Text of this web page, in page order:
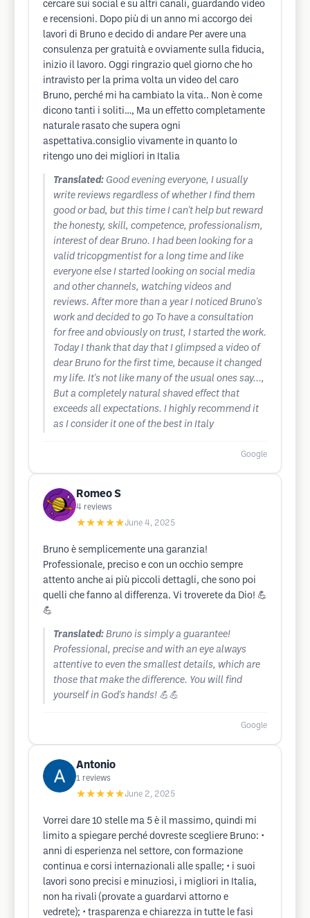
cercare sui social e su altri canali, guardando video
e recensioni. Dopo più di un anno mi accorgo dei
lavori di Bruno e decido di andare Per avere una
consulenza per gratuità e ovviamente sulla fiducia,
inizio il lavoro. Oggi ringrazio quel giorno che ho
intravisto per la prima volta un video del caro
Bruno, perché mi ha cambiato la vita.. Non è come
dicono tanti i soliti…, Ma un effetto completamente
naturale rasato che supera ogni
aspettativa.consiglio vivamente in quanto lo
ritengo uno dei migliori in Italia
Translated: Good evening everyone, I usually
write reviews regardless of whether I find them
good or bad, but this time I can't help but reward
the honesty, skill, competence, professionalism,
interest of dear Bruno. I had been looking for a
valid tricopgmentist for a long time and like
everyone else I started looking on social media
and other channels, watching videos and
reviews. After more than a year I noticed Bruno's
work and decided to go To have a consultation
for free and obviously on trust, I started the work.
Today I thank that day that I glimpsed a video of
dear Bruno for the first time, because it changed
my life. It's not like many of the usual ones say...,
But a completely natural shaved effect that
exceeds all expectations. I highly recommend it
as I consider it one of the best in Italy
Google
Romeo S
4 reviews
★★★★★June 4, 2025
Bruno è semplicemente una garanzia!
Professionale, preciso e con un occhio sempre
attento anche ai più piccoli dettagli, che sono poi
quelli che fanno al differenza. Vi troverete da Dio! 💪
💪
Translated: Bruno is simply a guarantee!
Professional, precise and with an eye always
attentive to even the smallest details, which are
those that make the difference. You will find
yourself in God's hands! 💪💪
Google
Antonio
1 reviews
★★★★★June 2, 2025
Vorrei dare 10 stelle ma 5 è il massimo, quindi mi
limito a spiegare perché dovreste scegliere Bruno: •
anni di esperienza nel settore, con formazione
continua e corsi internazionali alle spalle; • i suoi
lavori sono precisi e minuziosi, i migliori in Italia,
non ha rivali (provate a guardarvi attorno e
vedrete); • trasparenza e chiarezza in tutte le fasi